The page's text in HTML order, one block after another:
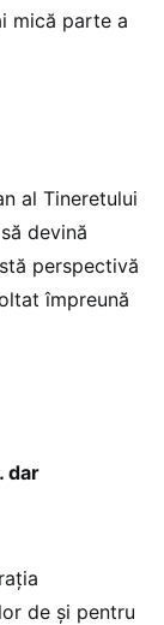
mică parte a
al Tineretului
devină
perspectivă
împreună
dar
de și pentru